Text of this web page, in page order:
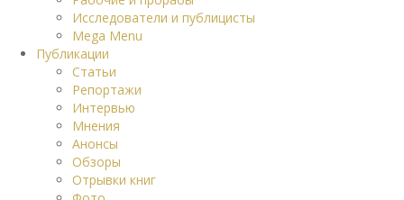
Исследователи и публицисты
Mega Menu
Публикации
Статьи
Репортажи
Интервью
Мнения
Анонсы
Обзоры
Отрывки книг